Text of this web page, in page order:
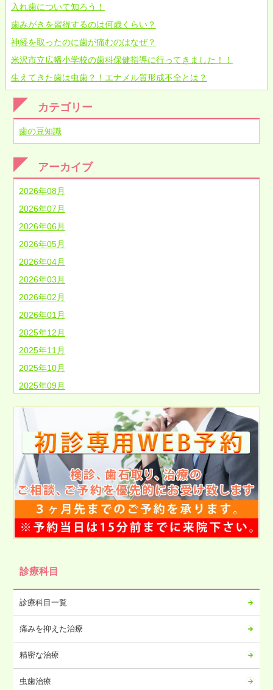
入れ歯について知ろう！
歯みがきを習得するのは何歳くらい？
神経を取ったのに歯が痛むのはなぜ？
米沢市立広幡小学校の歯科保健指導に行ってきました！！
生えてきた歯は虫歯？！エナメル質形成不全とは？
カテゴリー
歯の豆知識
アーカイブ
2026年08月
2026年07月
2026年06月
2026年05月
2026年04月
2026年03月
2026年02月
2026年01月
2025年12月
2025年11月
2025年10月
2025年09月
2025年07月
2025年06月
2025年05月
2025年04月
2025年03月
2025年02月
2025年01月
2024年09月
2024年08月
2024年07月
2024年06月
2024年05月
2024年04月
診療科目
診療科目一覧
痛みを抑えた治療
精密な治療
虫歯治療